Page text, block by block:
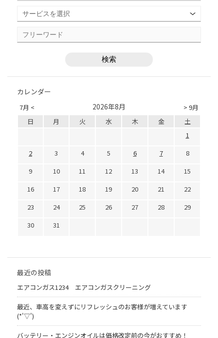
カレンダー
7月 < > 9月
2026年8月
日 月 火 水 木 金
土
1
2
3 4 5 6 7
8
9
10 11 12 13 14
15
16
17 18 19 20 21
22
23
24 25 26 27 28
29
30
31
最近の投稿
エアコンガス1234 エアコンガスクリーニング
最近、車高を変えずにリフレッシュのお客様が増えています
(*'▽')
バッテリー・エンジンオイルは価格改定前の今がおすすめ！